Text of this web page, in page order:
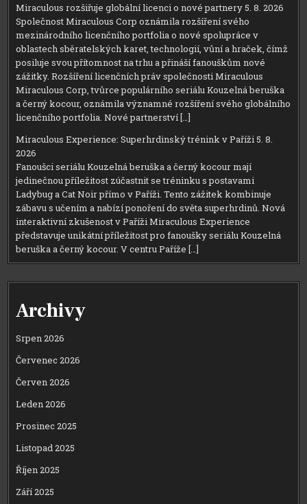
Miraculous rozšiřuje globální licenci o nové partnery 5. 8. 2026
Společnost Miraculous Corp oznámila rozšíření svého
mezinárodního licenčního portfolia o nové spolupráce v
oblastech sběratelských karet, technologií, vůní a hraček, čímž
posiluje svou přítomnost na trhu a přináší fanouškům nové
zážitky. Rozšíření licenčních práv společnosti Miraculous
Miraculous Corp, tvůrce populárního seriálu Kouzelná beruška
a černý kocour, oznámila významné rozšíření svého globálního
licenčního portfolia. Nové partnerství […]
Miraculous Experience: Superhrdinský trénink v Paříži 5. 8.
2026
Fanoušci seriálu Kouzelná beruška a černý kocour mají
jedinečnou příležitost zúčastnit se tréninku s postavami
Ladybug a Cat Noir přímo v Paříži. Tento zážitek kombinuje
zábavu s učením a nabízí ponoření do světa superhrdinů. Nová
interaktivní zkušenost v Paříži Miraculous Experience
představuje unikátní příležitost pro fanoušky seriálu Kouzelná
beruška a černý kocour. V centru Paříže […]
Archivy
Srpen 2026
Červenec 2026
Červen 2026
Leden 2026
Prosinec 2025
Listopad 2025
Říjen 2025
Září 2025